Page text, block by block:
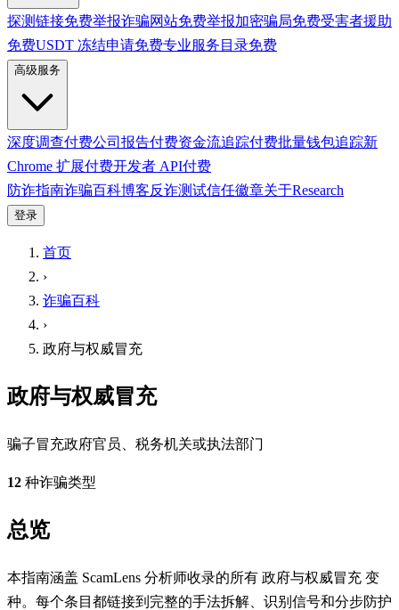
探测链接免费举报诈骗网站免费举报加密骗局免费受害者援助
免费USDT 冻结申请免费专业服务目录免费
高级服务
深度调查付费公司报告付费资金流追踪付费批量钱包追踪新
Chrome 扩展付费开发者 API付费
防诈指南诈骗百科博客反诈测试信任徽章关于Research
登录
首页
›
诈骗百科
›
政府与权威冒充
政府与权威冒充
骗子冒充政府官员、税务机关或执法部门
12 种诈骗类型
总览
本指南涵盖 ScamLens 分析师收录的所有 政府与权威冒充 变
种。每个条目都链接到完整的手法拆解、识别信号和分步防护